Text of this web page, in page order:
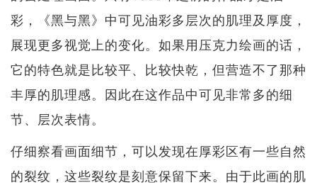
彩，《黑与黑》中可见油彩多层次的肌理及厚度，
展现更多视觉上的变化。如果用压克力绘画的话，
它的特色就是比较平、比较快乾，但营造不了那种
丰厚的肌理感。因此在这作品中可见非常多的细
节、层次表情。
仔细察看画面细节，可以发现在厚彩区有一些自然
的裂纹，这些裂纹是刻意保留下来。由于此画的肌